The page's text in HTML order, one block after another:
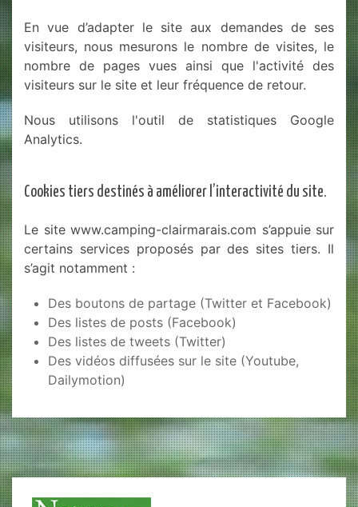
En vue d’adapter le site aux demandes de ses
visiteurs, nous mesurons le nombre de visites, le
nombre de pages vues ainsi que l'activité des
visiteurs sur le site et leur fréquence de retour.
Nous utilisons l'outil de statistiques Google
Analytics.
Cookies tiers destinés à améliorer l’interactivité du site.
Le site www.camping-clairmarais.com s’appuie sur
certains services proposés par des sites tiers. Il
s’agit notamment :
Des boutons de partage (Twitter et Facebook)
Des listes de posts (Facebook)
Des listes de tweets (Twitter)
Des vidéos diffusées sur le site (Youtube,
Dailymotion)